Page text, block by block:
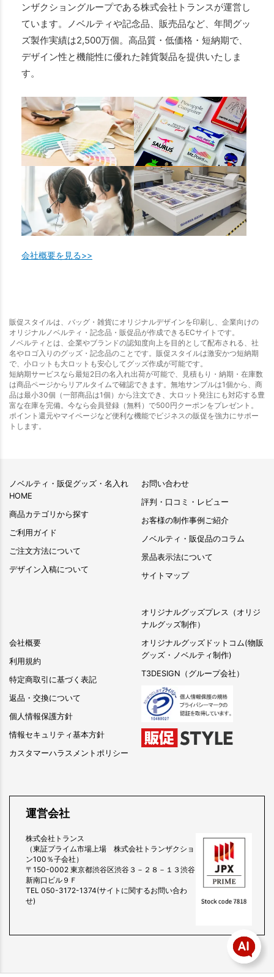
ンザクショングループである株式会社トランスが運営し
ています。ノベルティや記念品、販売品など、年間グッ
ズ製作実績は2,500万個。高品質・低価格・短納期で、
デザイン性と機能性に優れた雑貨製品を提供いたしま
す。
会社概要を見る>>
販促スタイルは、バッグ・雑貨にオリジナルデザインを印刷し、企業向けの
オリジナルノベルティ・記念品・販促品が作成できるECサイトです。
ノベルティとは、企業やブランドの認知度向上を目的として配布される、社
名やロゴ入りのグッズ・記念品のことです。販促スタイルは激安かつ短納期
で、小ロットも大ロットも安心してグッズ作成が可能です。
短納期サービスなら最短2日の名入れ出荷が可能で、見積もり・納期・在庫数
は商品ページからリアルタイムで確認できます。無地サンプルは1個から、商
品は最小30個（一部商品は1個）から注文でき、大ロット発注にも対応する豊
富な在庫を完備。今なら会員登録（無料）で500円クーポンをプレゼント。
ポイント還元やマイページなど便利な機能でビジネスの販促を強力にサポー
トします。
ノベルティ・販促グッズ・名入れ
HOME
商品カテゴリから探す
ご利用ガイド
ご注文方法について
デザイン入稿について
会社概要
利用規約
特定商取引に基づく表記
返品・交換について
個人情報保護方針
情報セキュリティ基本方針
カスタマーハラスメントポリシー
お問い合わせ
評判・口コミ・レビュー
お客様の制作事例ご紹介
ノベルティ・販促品のコラム
景品表示法について
サイトマップ
オリジナルグッズプレス（オリジ
ナルグッズ制作）
オリジナルグッズドットコム(物販
グッズ・ノベルティ制作)
T3DESIGN（グループ会社）
運営会社
株式会社トランス
（東証プライム市場上場 株式会社トランザクショ
ン100％子会社）
〒150-0002 東京都渋谷区渋谷３－２８－１３渋谷
新南口ビル９Ｆ
TEL 050-3172-1374(サイトに関するお問い合わ
せ)